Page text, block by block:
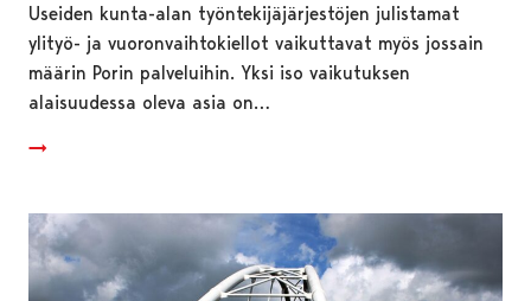
Useiden kunta-alan työntekijäjärjestöjen julistamat
ylityö- ja vuoronvaihtokiellot vaikuttavat myös jossain
määrin Porin palveluihin. Yksi iso vaikutuksen
alaisuudessa oleva asia on…